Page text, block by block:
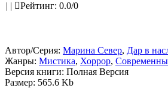
| | Рейтинг: 0.0/0
Автор/Серия: Марина Север, Дар в
Жанры: Мистика, Хоррор,
Версия книги: Полная Версия
Размер: 565.6 Kb